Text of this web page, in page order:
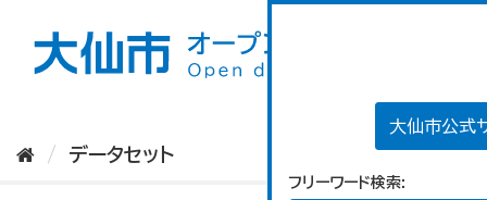
大仙市公式
フリーワード検索
データセット